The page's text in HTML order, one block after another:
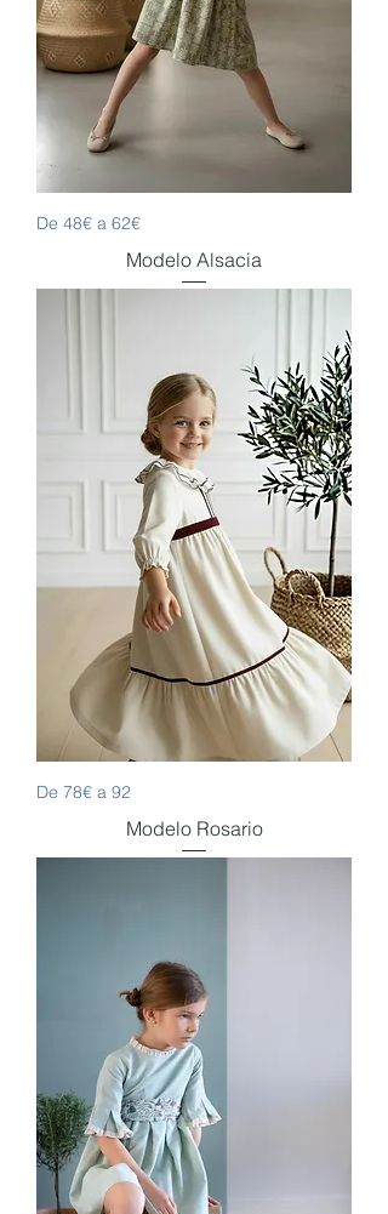
De 48€ a 62€
Modelo Alsacia
De 78€ a 92
Modelo Rosario